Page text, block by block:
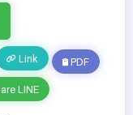
Link PDF
LINE